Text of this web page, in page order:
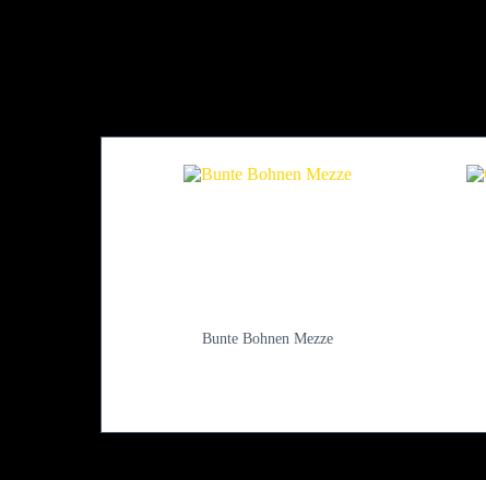
Bunte Bohnen Mezze